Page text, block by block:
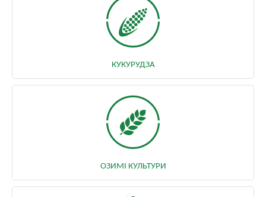
КУКУРУДЗА
ОЗИМІ КУЛЬТУРИ